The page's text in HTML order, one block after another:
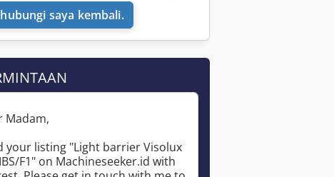
saya kembali.